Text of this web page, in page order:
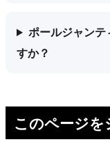
ポールジャン
すか？
このページを